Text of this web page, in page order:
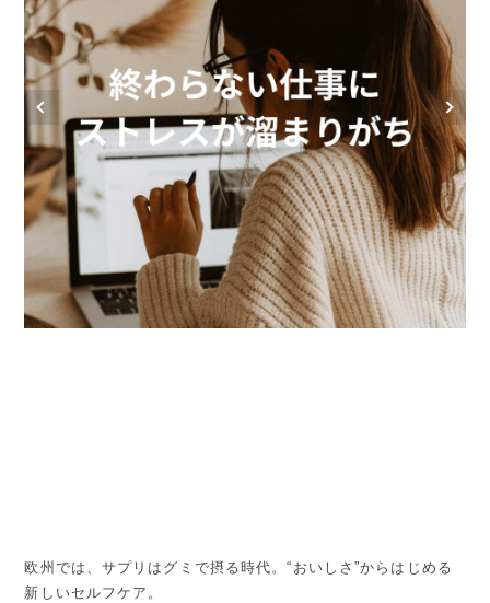
欧州では、サプリはグミで摂る時代。“おいしさ”からはじめる
新しいセルフケア。